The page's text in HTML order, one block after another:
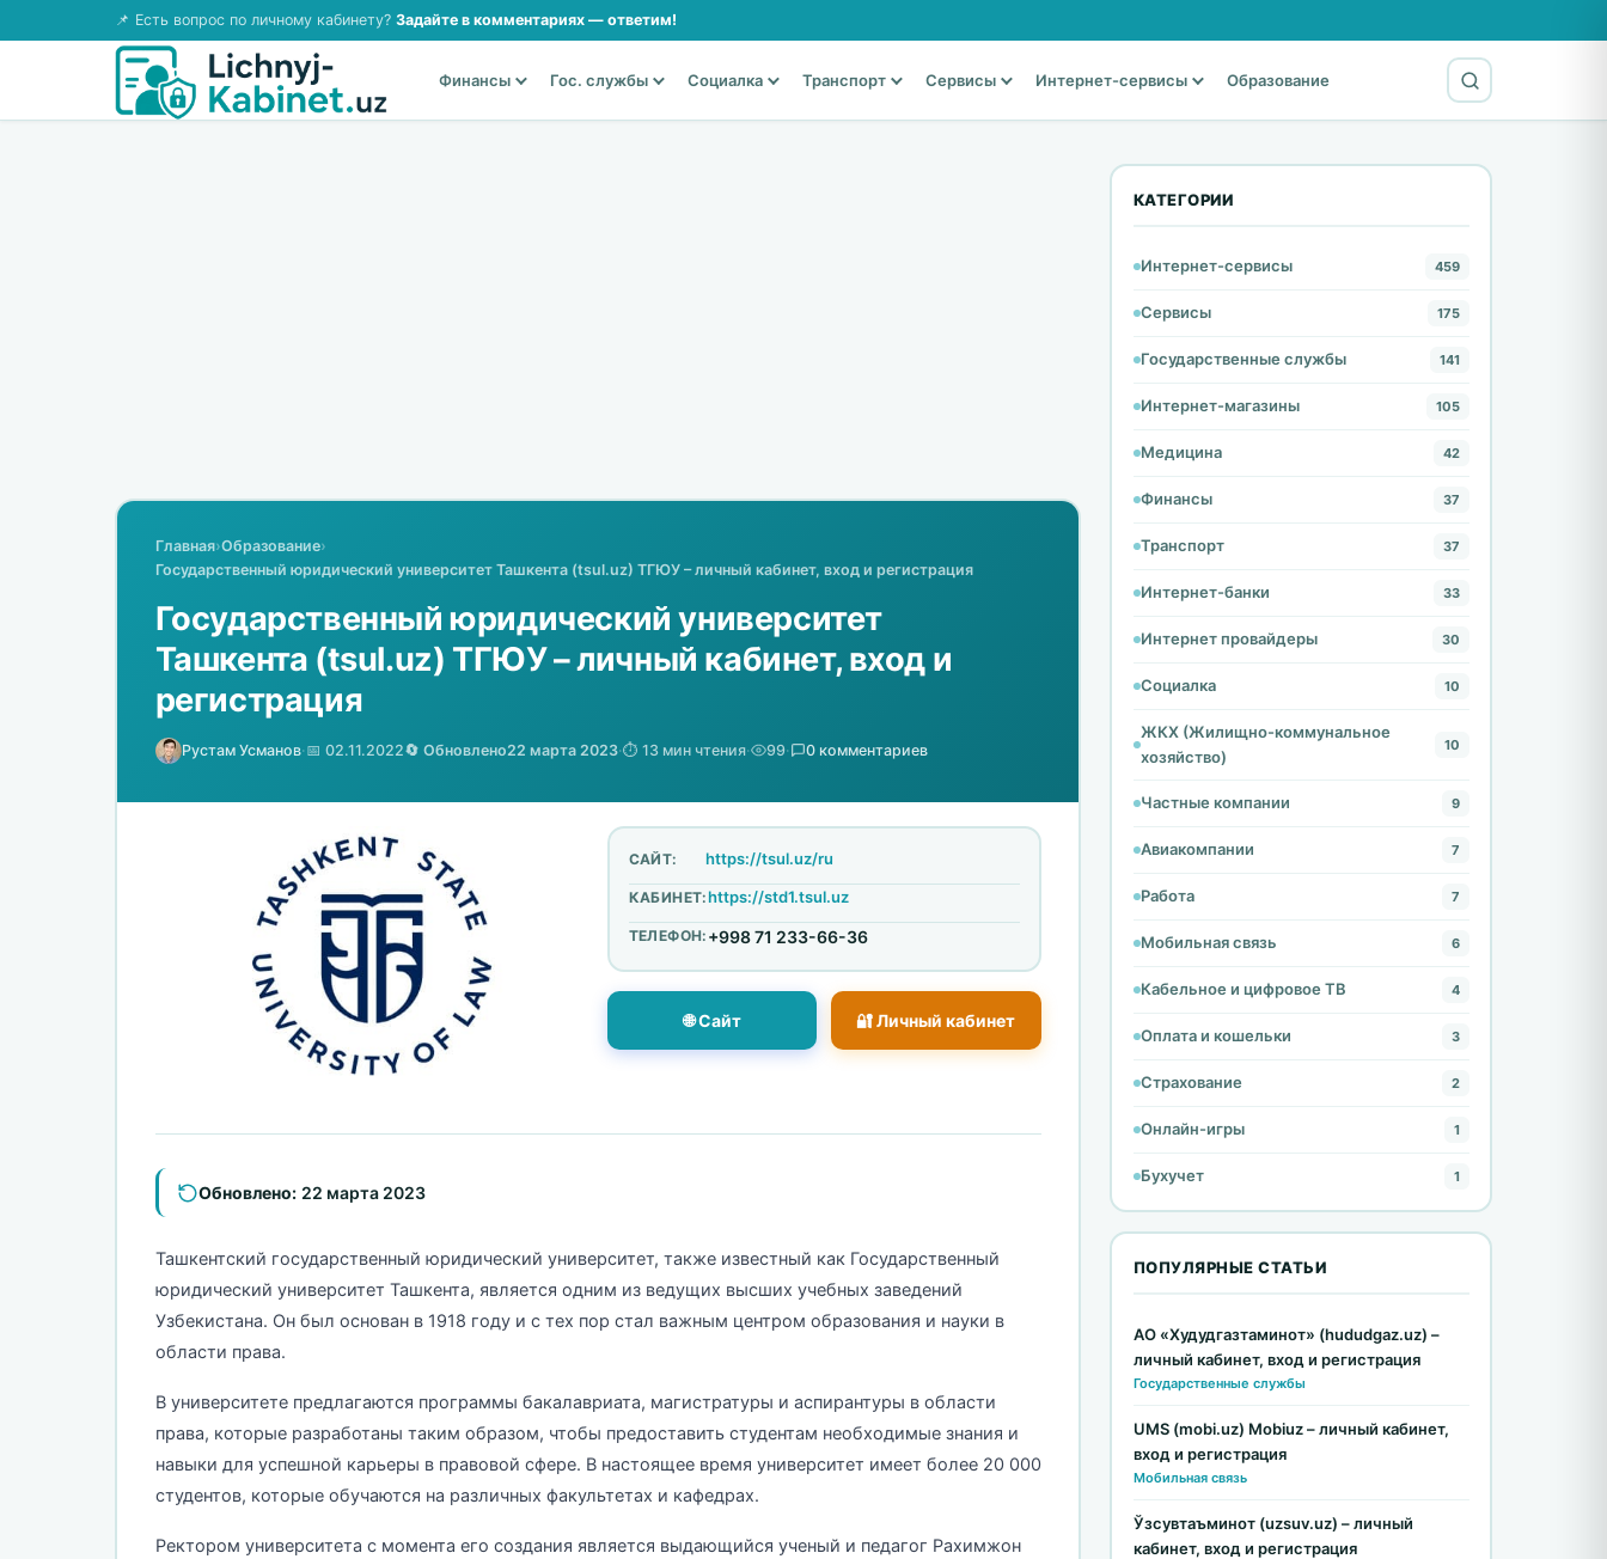
📌 Есть вопрос по личному кабинету? Задайте в комментариях — ответим!
Финансы Гос. службы Социалка Транспорт Сервисы Интернет-сервисы Образование
Главная›Образование›
Государственный юридический университет Ташкента (tsul.uz) ТГЮУ – личный кабинет, вход и регистрация
Государственный юридический университет
Ташкента (tsul.uz) ТГЮУ – личный кабинет, вход и
регистрация
Рустам Усманов·📅 02.11.2022🔄 Обновлено22 марта 2023·⏱️ 13 мин чтения· 99· 0 комментариев
САЙТ: https://tsul.uz/ru
КАБИНЕТ:https://std1.tsul.uz
ТЕЛЕФОН: +998 71 233-66-36
🌐 Сайт 🔐 Личный кабинет
Обновлено: 22 марта 2023
Ташкентский государственный юридический университет, также известный как Государственный
юридический университет Ташкента, является одним из ведущих высших учебных заведений
Узбекистана. Он был основан в 1918 году и с тех пор стал важным центром образования и науки в
области права.
В университете предлагаются программы бакалавриата, магистратуры и аспирантуры в области
права, которые разработаны таким образом, чтобы предоставить студентам необходимые знания и
навыки для успешной карьеры в правовой сфере. В настоящее время университет имеет более 20 000
студентов, которые обучаются на различных факультетах и кафедрах.
Ректором университета с момента его создания является выдающийся ученый и педагог Рахимжон
КАТЕГОРИИ
Интернет-сервисы 459
Сервисы 175
Государственные службы 141
Интернет-магазины 105
Медицина 42
Финансы 37
Транспорт 37
Интернет-банки 33
Интернет провайдеры 30
Социалка 10
ЖКХ (Жилищно-коммунальное
хозяйство)
10
Частные компании 9
Авиакомпании 7
Работа 7
Мобильная связь 6
Кабельное и цифровое ТВ 4
Оплата и кошельки 3
Страхование 2
Онлайн-игры 1
Бухучет 1
ПОПУЛЯРНЫЕ СТАТЬИ
АО «Худудгазтаминот» (hududgaz.uz) –
личный кабинет, вход и регистрация
Государственные службы
UMS (mobi.uz) Mobiuz – личный кабинет,
вход и регистрация
Мобильная связь
Ўзсувтаъминот (uzsuv.uz) – личный
кабинет, вход и регистрация